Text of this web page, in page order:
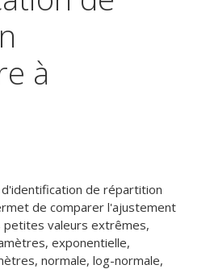
à
de répartition
de comparer l'ajustement
petites valeurs extrêmes,
exponentielle,
normale, log-normale,